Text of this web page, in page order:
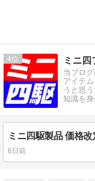
4 ミニ四
当ブロ
アイテ
うと思
知識を身
6日前